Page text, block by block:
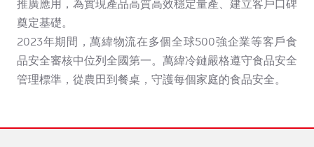
推廣應用，為實現產品高質高效穩定量產、建立客戶口碑
奠定基礎。
2023年期間，萬緯物流在多個全球500強企業等客戶食
品安全審核中位列全國第一。萬緯冷鏈嚴格遵守食品安全
管理標準，從農田到餐桌，守護每個家庭的食品安全。